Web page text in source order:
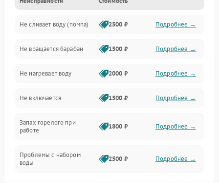
Электропитание
Водоснабжение
Слив
Программное обеспечение
Не сливает воду (помпа) 2500 ₽ Подробнее →
Не вращается барабан 1500 ₽ Подробнее →
Не нагревает воду 2000 ₽ Подробнее →
Не включается 1500 ₽ Подробнее →
Запах горелого при
работе
1800 ₽ Подробнее →
Проблемы с набором
воды
2500 ₽ Подробнее →